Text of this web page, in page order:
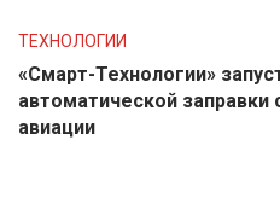
ТЕХНОЛОГИИ
«Смарт-Технологии»
автоматической
авиации